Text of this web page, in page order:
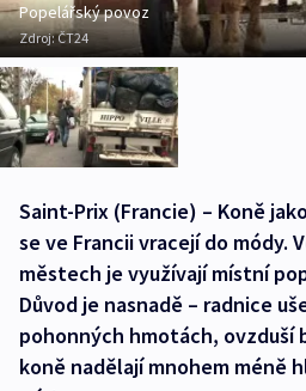
Popelářský povoz
Zdroj:ČT24
Saint-Prix (Francie) – Koně
se ve Francii vracejí do módy.
městech je využívají místní
Důvod je nasnadě – radnice
pohonných hmotách, ovzduší
koně nadělají mnohem méně